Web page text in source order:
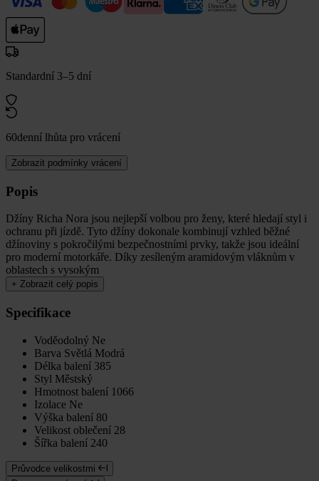
Standardní 3–5 dní
60denní lhůta pro vrácení
Zobrazit podmínky vrácení
Popis
Džíny Richa Nora jsou nejlepší volbou pro ženy, které hledají styl i
ochranu při jízdě. Tyto džíny dokonale kombinují vzhled běžné
džínoviny s pokročilými bezpečnostními prvky, takže jsou ideální
pro moderní motorkáře. Díky zesíleným aramidovým vláknům v
oblastech s vysokým
+ Zobrazit celý popis
Specifikace
Voděodolný Ne
Barva Světlá Modrá
Délka balení 385
Styl Městský
Hmotnost balení 1066
Izolace Ne
Výška balení 80
Velikost oblečení 28
Šířka balení 240
Průvodce velikostmi